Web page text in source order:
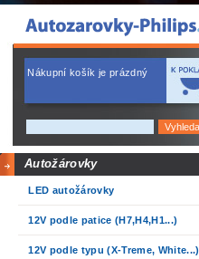
Nákupní košík je prázdný
Autožárovky
LED autožárovky
12V podle patice (H7,H4,H1...)
12V podle typu (X-Treme, White...)